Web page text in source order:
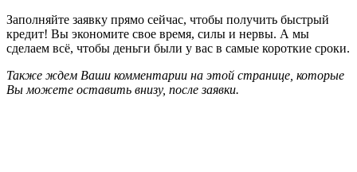
Заполняйте заявку прямо сейчас, чтобы получить быстрый
кредит! Вы экономите свое время, силы и нервы. А мы
сделаем всё, чтобы деньги были у вас в самые короткие сроки.
Также ждем Ваши комментарии на этой странице, которые
Вы можете оставить внизу, после заявки.